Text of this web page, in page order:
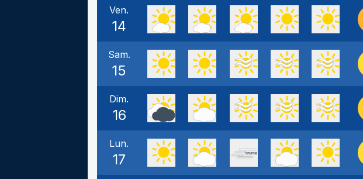
Ven.
14
Sam.
15
Dim.
16
Lun.
17